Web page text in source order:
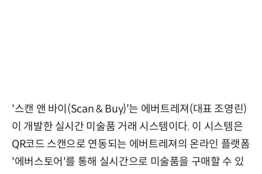
'스캔 앤 바이(Scan & Buy)'는 에버트레져(대표 조영린)
이 개발한 실시간 미술품 거래 시스템이다. 이 시스템은
QR코드 스캔으로 연동되는 에버트레져의 온라인 플랫폼
'에버스토어'를 통해 실시간으로 미술품을 구매할 수 있